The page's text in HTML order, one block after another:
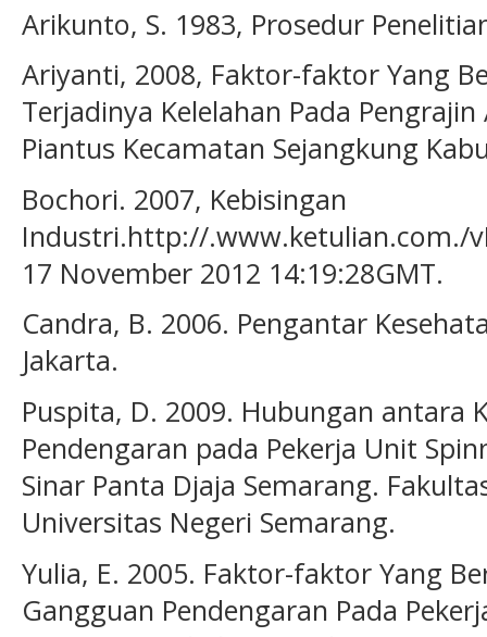
Arikunto, S. 1983, Prosedur
Ariyanti, 2008, Faktor-faktor Yang
Terjadinya Kelelahan Pada
Piantus Kecamatan Sejangkung
Bochori. 2007, Kebisingan
Industri.http://.www.ketulian.com./
17 November 2012 14:19:28GMT.
Candra, B. 2006. Pengantar
Jakarta.
Puspita, D. 2009. Hubungan antara
Pendengaran pada Pekerja Unit
Sinar Panta Djaja Semarang.
Universitas Negeri Semarang.
Yulia, E. 2005. Faktor-faktor Yang
Gangguan Pendengaran Pada